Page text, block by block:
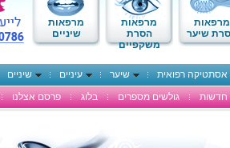
מרפאות
שיער
מרפאות
הסרת
משקפיים
מרפאות
שיניים
אסתטיקה רפואית שיער עיניים
שיניים
חדשות
גולשים מספרים בלוג פרסם אצלנו